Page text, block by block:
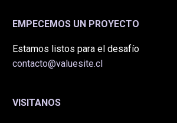
EMPECEMOS UN PROYECTO
Estamos listos para el desafío
contacto@valuesite.cl
VISITANOS